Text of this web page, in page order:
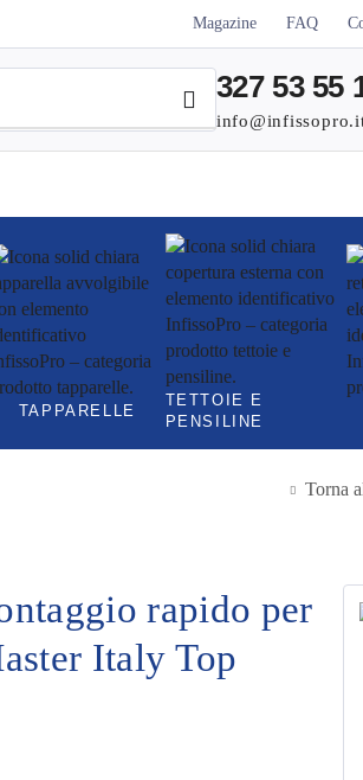
Magazine FAQ
327 53 55
TAPPARELLE
TETTOIE E
PENSILINE
Torna
rapido per
Italy Top